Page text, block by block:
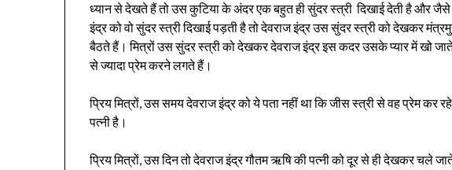
ध्यान से देखते हैं तो उस कुटिया के अंदर एक बहुत ही सुंदर स्त्री दिखाई देती है और जैसे
इंद्र को वो सुंदर स्त्री दिखाई पड़ती है तो देवराज इंद्र उस सुंदर स्त्री को देखकर
बैठते हैं। मित्रों उस सुंदर स्त्री को देखकर देवराज इंद्र इस कदर उसके प्यार में खो
से ज्यादा प्रेम करने लगते हैं।
प्रिय मित्रों, उस समय देवराज इंद्र को ये पता नहीं था कि जीस स्त्री से वह प्रेम कर
पत्नी है।
प्रिय मित्रों, उस दिन तो देवराज इंद्र गौतम ऋषि की पत्नी को दूर से ही देखकर चले